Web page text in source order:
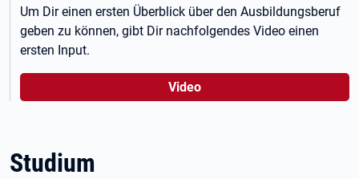
Um Dir einen ersten Überblick über den Ausbildungsberuf
geben zu können, gibt Dir nachfolgendes Video einen
ersten Input.
Video
Studium